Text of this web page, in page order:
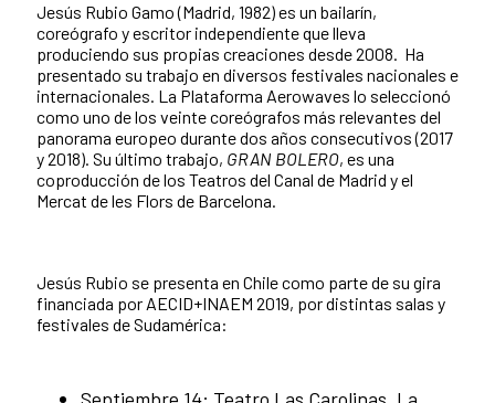
Jesús Rubio Gamo (Madrid, 1982) es un bailarín,
coreógrafo y escritor independiente que lleva
produciendo sus propias creaciones desde 2008. Ha
presentado su trabajo en diversos festivales nacionales e
internacionales. La Plataforma Aerowaves lo seleccionó
como uno de los veinte coreógrafos más relevantes del
panorama europeo durante dos años consecutivos (2017
y 2018). Su último trabajo, GRAN BOLERO, es una
coproducción de los Teatros del Canal de Madrid y el
Mercat de les Flors de Barcelona.
Jesús Rubio se presenta en Chile como parte de su gira
financiada por AECID+INAEM 2019, por distintas salas y
festivales de Sudamérica: